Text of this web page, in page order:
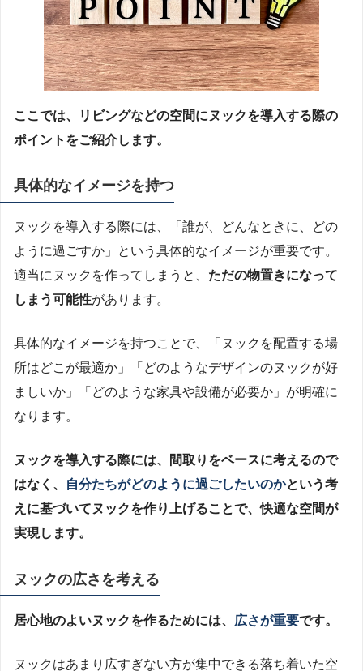
ここでは、リビングなどの空間にヌックを導入する際の
ポイントをご紹介します。
具体的なイメージを持つ
ヌックを導入する際には、「誰が、どんなときに、どの
ように過ごすか」という具体的なイメージが重要です。
適当にヌックを作ってしまうと、 ただの物置きになって
しまう可能性があります。
具体的なイメージを持つことで、「ヌックを配置する場
所はどこが最適か」「どのようなデザインのヌックが好
ましいか」「どのような家具や設備が必要か」が明確に
なります。
ヌックを導入する際には、間取りをベースに考えるので
はなく、
自分たちがどのように過ごしたいのかという考
えに基づいてヌックを作り上げることで、快適な空間が
実現します。
ヌックの広さを考える
居心地のよいヌックを作るためには、 広さが重要です。
ヌックはあまり広すぎない方が集中できる落ち着いた空